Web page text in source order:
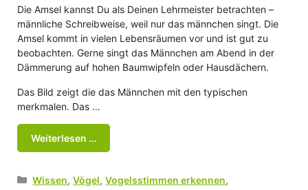
Die Amsel kannst Du als Deinen Lehrmeister betrachten –
männliche Schreibweise, weil nur das männchen singt. Die
Amsel kommt in vielen Lebensräumen vor und ist gut zu
beobachten. Gerne singt das Männchen am Abend in der
Dämmerung auf hohen Baumwipfeln oder Hausdächern.
Das Bild zeigt die das Männchen mit den typischen
merkmalen. Das …
Weiterlesen …
Kategorien
Wissen,Vögel,Vogelsstimmen erkennen,